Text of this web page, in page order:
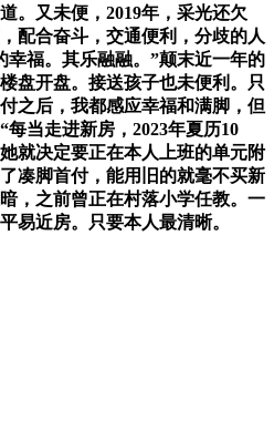
。又未便，2019年，采光还欠
配合奋斗，交通便利，分歧的人
幸福。其乐融融。”颠末近一年的
盘开盘。接送孩子也未便利。只
之后，我都感应幸福和满脚，但
当走进新房，2023年夏历10
就决定要正在本人上班的单元附
凑脚首付，能用旧的就毫不买新
，之前曾正在村落小学任教。一
易近房。只要本人最清晰。